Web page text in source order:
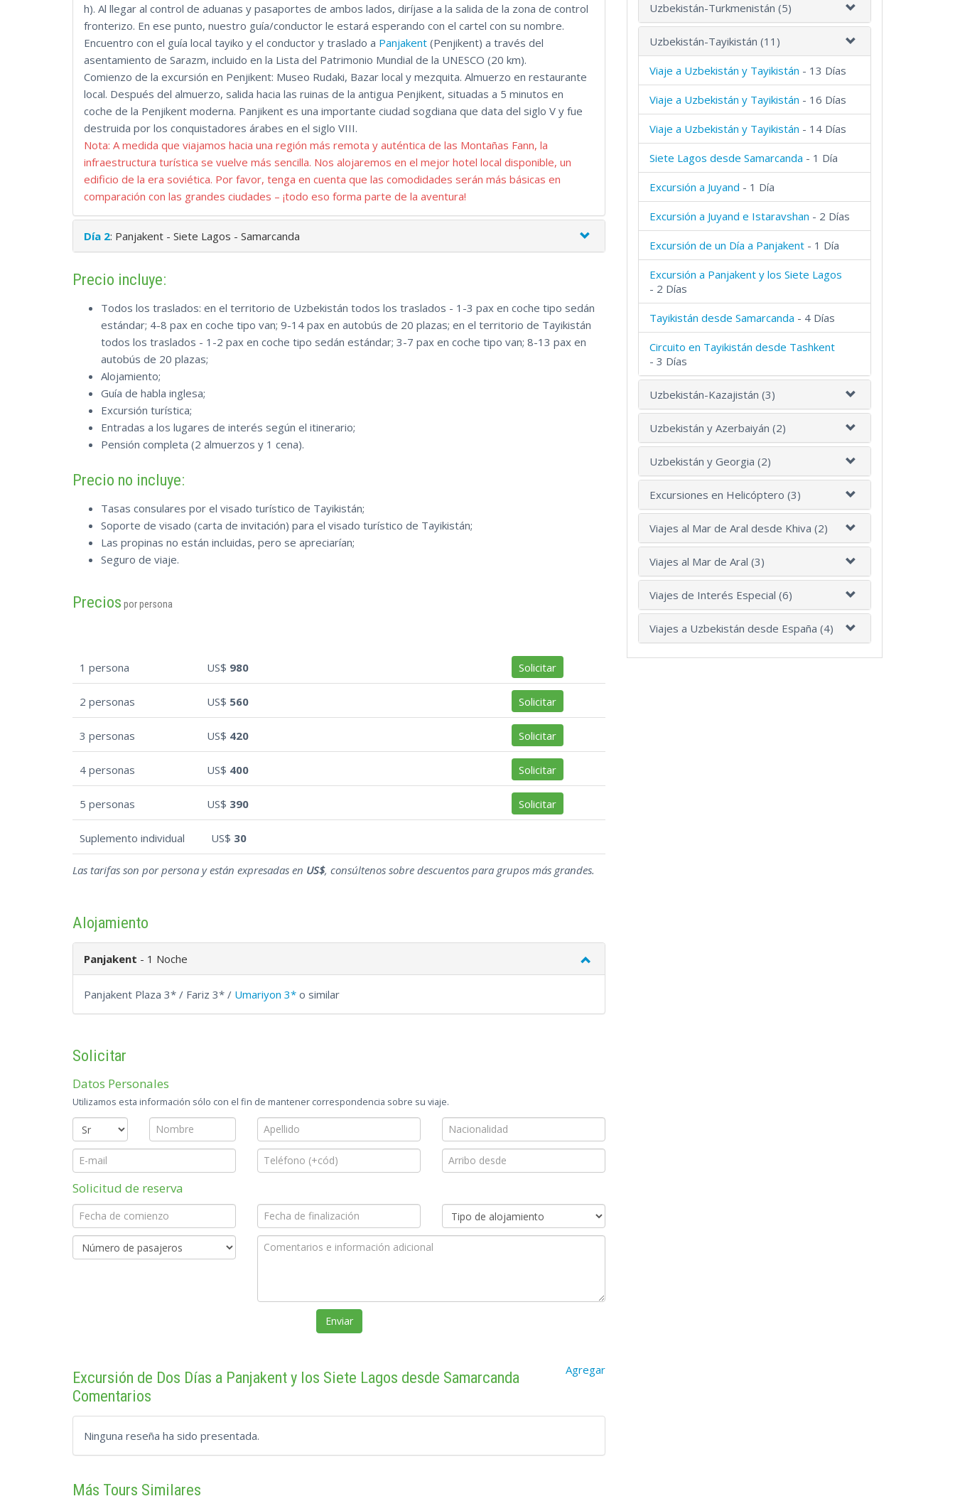
h). Al llegar al control de aduanas y pasaportes de ambos lados, diríjase a la salida de la zona de control
fronterizo. En ese punto, nuestro guía/conductor le estará esperando con el cartel con su nombre.
Encuentro con el guía local tayiko y el conductor y traslado a Panjakent (Penjikent) a través del
asentamiento de Sarazm, incluido en la Lista del Patrimonio Mundial de la UNESCO (20 km).
Comienzo de la excursión en Penjikent: Museo Rudaki, Bazar local y mezquita. Almuerzo en restaurante
local. Después del almuerzo, salida hacia las ruinas de la antigua Penjikent, situadas a 5 minutos en
coche de la Penjikent moderna. Panjikent es una importante ciudad sogdiana que data del siglo V y fue
destruida por los conquistadores árabes en el siglo VIII.
Nota: A medida que viajamos hacia una región más remota y auténtica de las Montañas Fann, la
infraestructura turística se vuelve más sencilla. Nos alojaremos en el mejor hotel local disponible, un
edificio de la era soviética. Por favor, tenga en cuenta que las comodidades serán más básicas en
comparación con las grandes ciudades – ¡todo eso forma parte de la aventura!
Día 2: Panjakent - Siete Lagos - Samarcanda
Precio incluye:
Todos los traslados: en el territorio de Uzbekistán todos los traslados - 1-3 pax en coche tipo sedán
estándar; 4-8 pax en coche tipo van; 9-14 pax en autobús de 20 plazas; en el territorio de Tayikistán
todos los traslados - 1-2 pax en coche tipo sedán estándar; 3-7 pax en coche tipo van; 8-13 pax en
autobús de 20 plazas;
Alojamiento;
Guía de habla inglesa;
Excursión turística;
Entradas a los lugares de interés según el itinerario;
Pensión completa (2 almuerzos y 1 cena).
Precio no incluye:
Tasas consulares por el visado turístico de Tayikistán;
Soporte de visado (carta de invitación) para el visado turístico de Tayikistán;
Las propinas no están incluidas, pero se apreciarían;
Seguro de viaje.
Precios por persona
1 persona US$ 980 Solicitar
2 personas US$ 560 Solicitar
3 personas US$ 420 Solicitar
4 personas US$ 400 Solicitar
5 personas US$ 390 Solicitar
Suplemento individual US$ 30
Las tarifas son por persona y están expresadas en US$, consúltenos sobre descuentos para grupos más grandes.
Alojamiento
Panjakent - 1 Noche
Panjakent Plaza 3* / Fariz 3* / Umariyon 3* o similar
Solicitar
Datos Personales
Utilizamos esta información sólo con el fin de mantener correspondencia sobre su viaje.
Solicitud de reserva
Agregar
Excursión de Dos Días a Panjakent y los Siete Lagos desde Samarcanda
Comentarios
Ninguna reseña ha sido presentada.
Uzbekistán-Turkmenistán (5)
Uzbekistán-Tayikistán (11)
Viaje a Uzbekistán y Tayikistán - 13 Días
Viaje a Uzbekistán y Tayikistán - 16 Días
Viaje a Uzbekistán y Tayikistán - 14 Días
Siete Lagos desde Samarcanda - 1 Día
Excursión a Juyand - 1 Día
Excursión a Juyand e Istaravshan - 2 Días
Excursión de un Día a Panjakent - 1 Día
Excursión a Panjakent y los Siete Lagos
- 2 Días
Tayikistán desde Samarcanda - 4 Días
Circuito en Tayikistán desde Tashkent
- 3 Días
Uzbekistán-Kazajistán (3)
Uzbekistán y Azerbaiyán (2)
Uzbekistán y Georgia (2)
Excursiones en Helicóptero (3)
Viajes al Mar de Aral desde Khiva (2)
Viajes al Mar de Aral (3)
Viajes de Interés Especial (6)
Viajes a Uzbekistán desde España (4)
Más Tours Similares